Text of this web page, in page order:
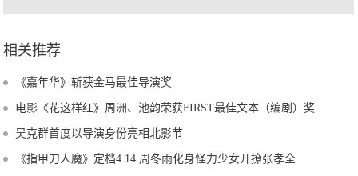
相关推荐
《嘉年华》斩获金马最佳导演奖
电影《花这样红》周洲、池韵荣获FIRST最佳文本（编剧）奖
吴克群首度以导演身份亮相北影节
《指甲刀人魔》定档4.14 周冬雨化身怪力少女开撩张孝全